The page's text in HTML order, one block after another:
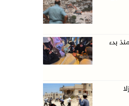
يتصاعد في أوساط ...
نعلين غرب رام ا ...
مصابا منذ بدء